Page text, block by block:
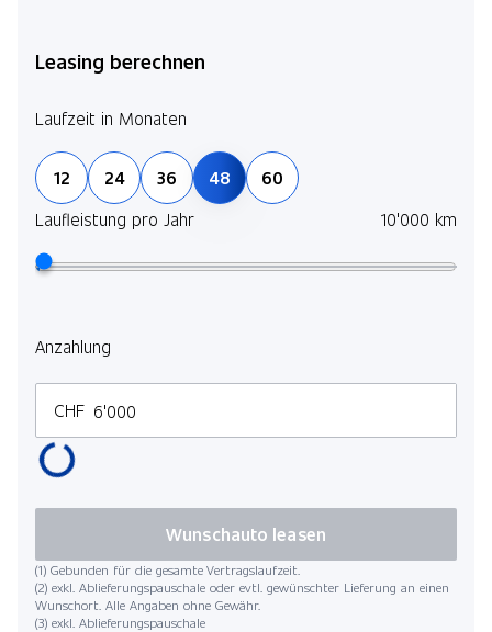
Leasing berechnen
Laufzeit in Monaten
12 24 36 48
60
Laufleistung pro Jahr
10'000 km
Anzahlung
CHF
(1) Gebunden für die gesamte Vertragslaufzeit.
(2) exkl. Ablieferungspauschale oder evtl. gewünschter Lieferung an einen
Wunschort. Alle Angaben ohne Gewähr.
(3) exkl. Ablieferungspauschale
Wunschauto leasen